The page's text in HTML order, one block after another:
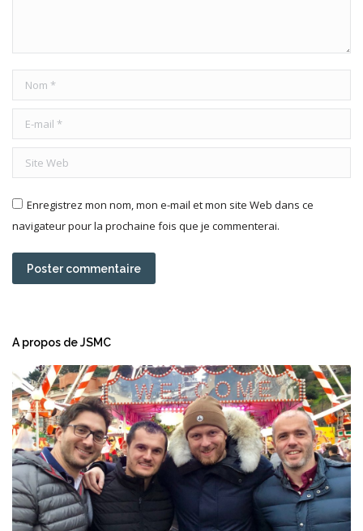
Nom *
E-mail *
Site Web
Enregistrez mon nom, mon e-mail et mon site Web dans ce
navigateur pour la prochaine fois que je commenterai.
Poster commentaire
A propos de JSMC